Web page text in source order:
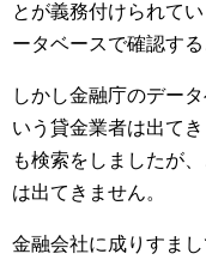
とが義務付けられて
ータベースで確認する
しかし金融庁のデー
いう貸金業者は出てき
も検索をしましたが
は出てきません。
金融会社に成りすま